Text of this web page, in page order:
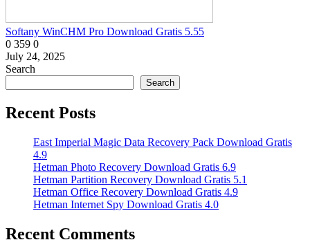
Softany WinCHM Pro Download Gratis 5.55
0 359 0
July 24, 2025
Search
Search
Recent Posts
East Imperial Magic Data Recovery Pack Download Gratis
4.9
Hetman Photo Recovery Download Gratis 6.9
Hetman Partition Recovery Download Gratis 5.1
Hetman Office Recovery Download Gratis 4.9
Hetman Internet Spy Download Gratis 4.0
Recent Comments